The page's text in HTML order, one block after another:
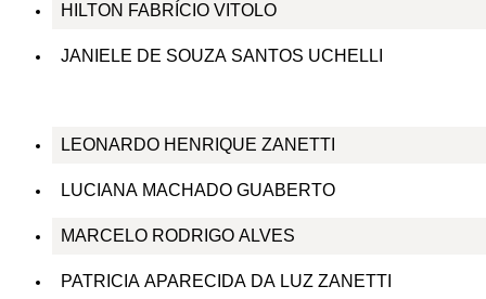
HILTON FABRÍCIO VITOLO
JANIELE DE SOUZA SANTOS UCHELLI
LEONARDO HENRIQUE ZANETTI
LUCIANA MACHADO GUABERTO
MARCELO RODRIGO ALVES
PATRICIA APARECIDA DA LUZ ZANETTI